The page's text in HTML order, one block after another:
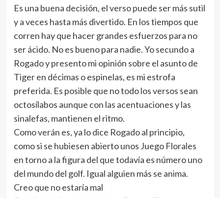
Es una buena decisión, el verso puede ser más sutil
y a veces hasta más divertido. En los tiempos que
corren hay que hacer grandes esfuerzos para no
ser ácido. No es bueno para nadie. Yo secundo a
Rogado y presento mi opinión sobre el asunto de
Tiger en décimas o espinelas, es mi estrofa
preferida. Es posible que no todo los versos sean
octosílabos aunque con las acentuaciones y las
sinalefas, mantienen el ritmo.
Como verán es, ya lo dice Rogado al principio,
como si se hubiesen abierto unos Juego Florales
en torno a la figura del que todavía es número uno
del mundo del golf. Igual alguien más se anima.
Creo que no estaría mal